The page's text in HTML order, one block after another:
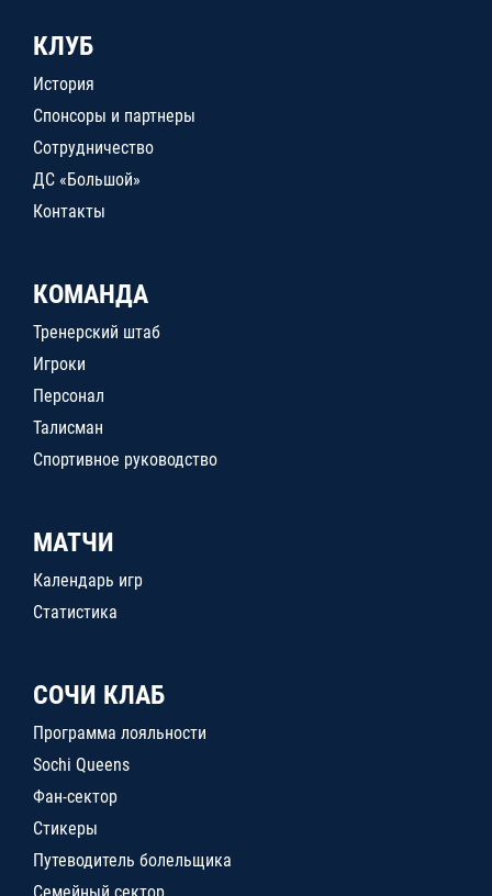
КЛУБ
История
Спонсоры и партнеры
Сотрудничество
ДС «Большой»
Контакты
КОМАНДА
Тренерский штаб
Игроки
Персонал
Талисман
Спортивное руководство
МАТЧИ
Календарь игр
Статистика
СОЧИ КЛАБ
Программа лояльности
Sochi Queens
Фан-сектор
Стикеры
Путеводитель болельщика